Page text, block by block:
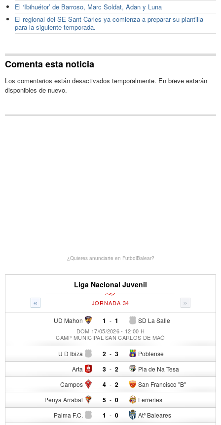
El ‘Ibihuétor’ de Barroso, Marc Soldat, Adan y Luna
El regional del SE Sant Carles ya comienza a preparar su plantilla
para la siguiente temporada.
Comenta esta noticia
Los comentarios están desactivados temporalmente. En breve estarán
disponibles de nuevo.
¿Quieres anunciarte en FutbolBalear?
Liga Nacional Juvenil
« »
JORNADA 34
UD Mahon 1 - SD La Salle
1
DOM 17/05/2026 - 12:00 H
CAMP MUNICIPAL SAN CARLOS DE MAÓ
U D Ibiza 2 - Poblense
3
Arta 3 - Pla de Na Tesa
2
Campos 4 - San Francisco "B"
2
Penya Arrabal 5 - Ferreries
0
Palma F.C. 1 - Atº Baleares
0